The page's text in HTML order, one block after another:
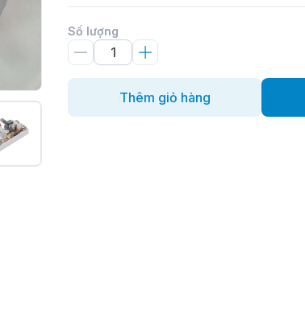
Số lượng
Thêm giỏ hàng